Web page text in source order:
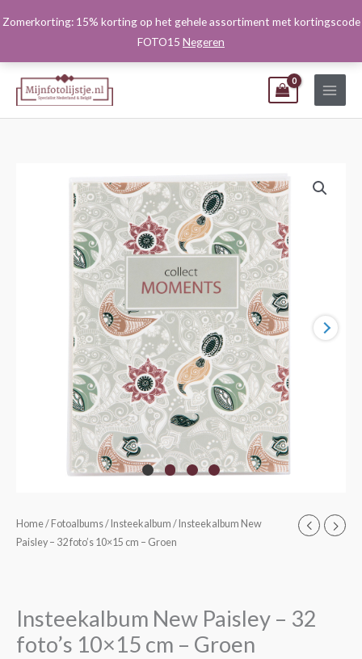
Zomerkorting: 15% korting op het gehele assortiment met kortingscode
FOTO15 Negeren
naar
Home/ Fotoalbums/ Insteekalbum / Insteekalbum New
Paisley – 32 foto’s 10×15 cm – Groen
Insteekalbum New Paisley – 32
foto’s 10×15 cm – Groen
Insteekalbum
New
foto's
10x15